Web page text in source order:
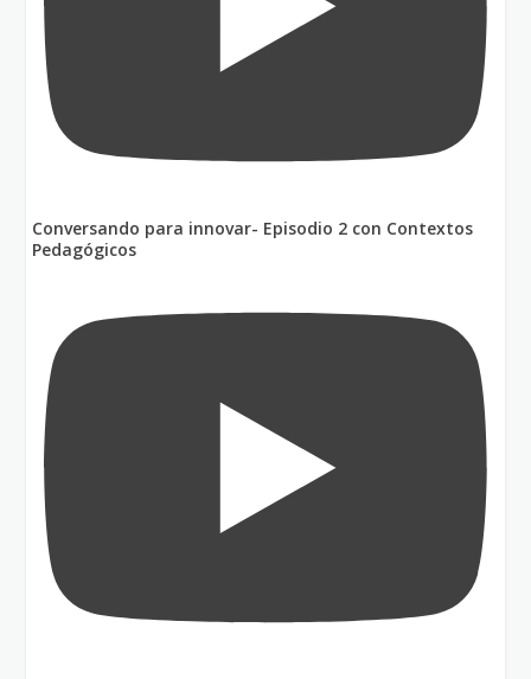
Conversando para innovar- Episodio 2 con Contextos
Pedagógicos